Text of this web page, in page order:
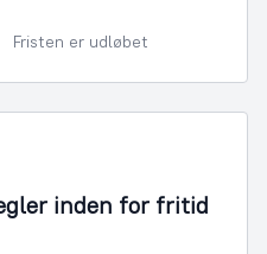
Fristen er udløbet
inden for fritid